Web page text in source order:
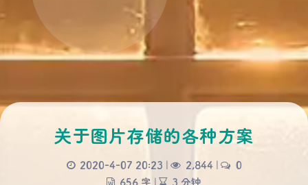
关于图片存储的各种方案
2020-4-07 20:23 | 2,844 |
0
656 字 | 3 分钟